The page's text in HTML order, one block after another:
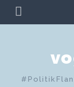
Zum
Inhalt MENÜ